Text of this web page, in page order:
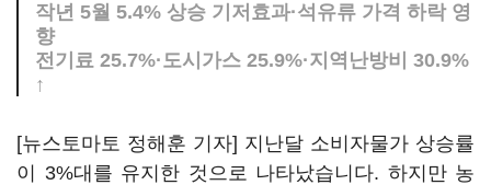
작년 5월 5.4% 상승 기저효과·석유류 가격 하락 영
향
전기료 25.7%·도시가스 25.9%·지역난방비 30.9%
↑
[뉴스토마토 정해훈 기자] 지난달 소비자물가 상승률
이 3%대를 유지한 것으로 나타났습니다. 하지만 농